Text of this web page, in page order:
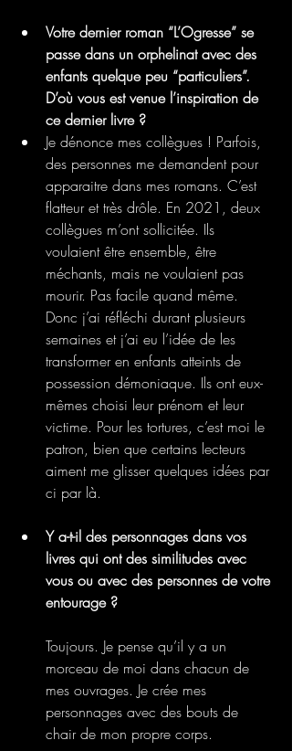
Votre dernier roman “L’Ogresse” se
passe dans un orphelinat avec des
enfants quelque peu “particuliers”.
D’où vous est venue l’inspiration de
ce dernier livre ?
Je dénonce mes collègues ! Parfois,
des personnes me demandent pour
apparaitre dans mes romans. C’est
flatteur et très drôle. En 2021, deux
collègues m’ont sollicitée. Ils
voulaient être ensemble, être
méchants, mais ne voulaient pas
mourir. Pas facile quand même.
Donc j’ai réfléchi durant plusieurs
semaines et j’ai eu l’idée de les
transformer en enfants atteints de
possession démoniaque. Ils ont eux-
mêmes choisi leur prénom et leur
victime. Pour les tortures, c’est moi le
patron, bien que certains lecteurs
aiment me glisser quelques idées par
ci par là.
Y a-t-il des personnages dans vos
livres qui ont des similitudes avec
vous ou avec des personnes de votre
entourage ?
Toujours. Je pense qu’il y a un
morceau de moi dans chacun de
mes ouvrages. Je crée mes
personnages avec des bouts de
chair de mon propre corps.